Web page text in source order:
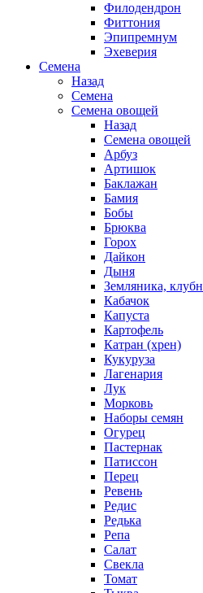
Филодендрон
Фиттония
Эпипремнум
Эхеверия
Семена
Назад
Семена
Семена овощей
Назад
Семена овощей
Арбуз
Артишок
Баклажан
Бамия
Бобы
Брюква
Горох
Дайкон
Дыня
Земляника,
Кабачок
Капуста
Картофель
Катран (хрен)
Кукуруза
Лагенария
Лук
Морковь
Наборы семян
Огурец
Пастернак
Патиссон
Перец
Ревень
Редис
Редька
Репа
Салат
Свекла
Томат